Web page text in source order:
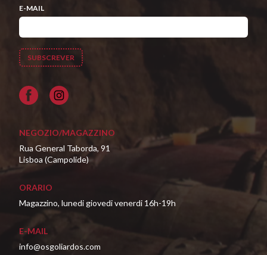
E-MAIL
Facebook
NEGOZIO/MAGAZZINO
Rua General Taborda, 91
Lisboa (Campolide)
ORARIO
Magazzino, lunedi giovedi venerdi 16h-19h
E-MAIL
info@osgoliardos.com